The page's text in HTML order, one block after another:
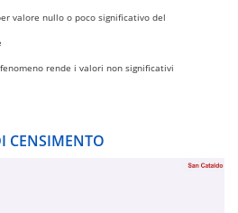
valore nullo o poco significativo del
rende i valori non significativi
CENSIMENTO